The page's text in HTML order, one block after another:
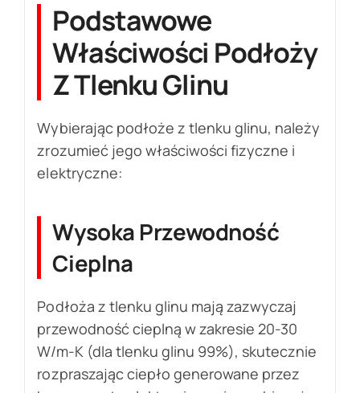
Podstawowe
Właściwości Podłoży
Z Tlenku Glinu
Wybierając podłoże z tlenku glinu, należy
zrozumieć jego właściwości fizyczne i
elektryczne:
Wysoka Przewodność
Cieplna
Podłoża z tlenku glinu mają zazwyczaj
przewodność cieplną w zakresie 20-30
W/m-K (dla tlenku glinu 99%), skutecznie
rozpraszając ciepło generowane przez